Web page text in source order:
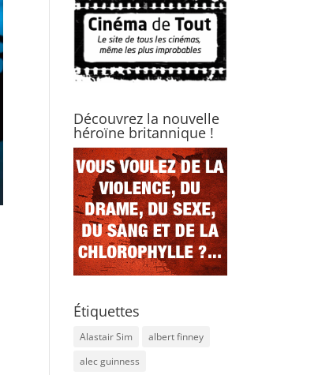
Découvrez la nouvelle
héroïne britannique !
Étiquettes
Alastair Sim
albert finney
alec guinness